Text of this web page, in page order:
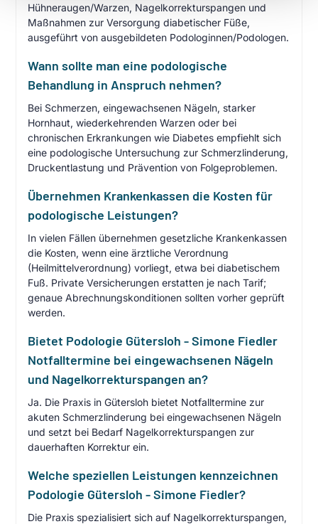
Hühneraugen/Warzen, Nagelkorrekturspangen und
Maßnahmen zur Versorgung diabetischer Füße,
ausgeführt von ausgebildeten Podologinnen/Podologen.
Wann sollte man eine podologische
Behandlung in Anspruch nehmen?
Bei Schmerzen, eingewachsenen Nägeln, starker
Hornhaut, wiederkehrenden Warzen oder bei
chronischen Erkrankungen wie Diabetes empfiehlt sich
eine podologische Untersuchung zur Schmerzlinderung,
Druckentlastung und Prävention von Folgeproblemen.
Übernehmen Krankenkassen die Kosten für
podologische Leistungen?
In vielen Fällen übernehmen gesetzliche Krankenkassen
die Kosten, wenn eine ärztliche Verordnung
(Heilmittelverordnung) vorliegt, etwa bei diabetischem
Fuß. Private Versicherungen erstatten je nach Tarif;
genaue Abrechnungskonditionen sollten vorher geprüft
werden.
Bietet Podologie Gütersloh - Simone Fiedler
Notfalltermine bei eingewachsenen Nägeln
und Nagelkorrekturspangen an?
Ja. Die Praxis in Gütersloh bietet Notfalltermine zur
akuten Schmerzlinderung bei eingewachsenen Nägeln
und setzt bei Bedarf Nagelkorrekturspangen zur
dauerhaften Korrektur ein.
Welche speziellen Leistungen kennzeichnen
Podologie Gütersloh - Simone Fiedler?
Die Praxis spezialisiert sich auf Nagelkorrekturspangen,